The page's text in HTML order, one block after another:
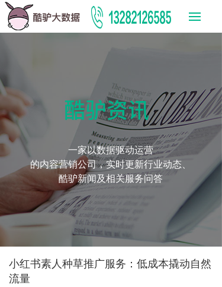
一家以数据驱动运营
的内容营销公司，实时更新行业动态、
酷驴新闻及相关服务问答
酷驴资讯
小红书素人种草推广服务：低成本撬动自然
流量